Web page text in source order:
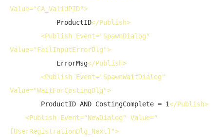
Value="CA_ValidPID">
            ProductID
</Publish>
<Publish Event
Value="FailInputErrorDlg">
            ErrorMsg
</Publish>
<Publish Event
Value="WaitForCostingDlg">
        ProductID AND CostingComplete = 1
</Publish>
<Publish Event="NewDialog" Value="
[UserRegistrationDlg_Next]">